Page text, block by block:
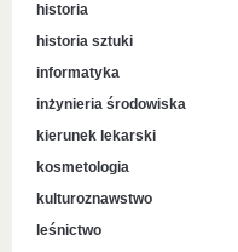
historia
historia sztuki
informatyka
inżynieria środowiska
kierunek lekarski
kosmetologia
kulturoznawstwo
leśnictwo